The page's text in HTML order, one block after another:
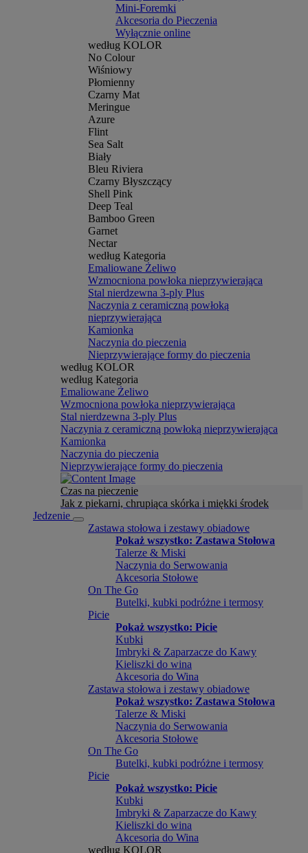
Mini-Foremki
Akcesoria do Pieczenia
Wyłącznie online
według KOLOR
No Colour
Wiśniowy
Płomienny
Czarny Mat
Meringue
Azure
Flint
Sea Salt
Biały
Bleu Riviera
Czarny Błyszczący
Shell Pink
Deep Teal
Bamboo Green
Garnet
Nectar
według Kategoria
Emaliowane Żeliwo
Wzmocniona powłoka nieprzywierająca
Stal nierdzewna 3-ply Plus
Naczynia z ceramiczną powłoką
nieprzywierająca
Kamionka
Naczynia do pieczenia
Nieprzywierające formy do pieczenia
według KOLOR
według Kategoria
Emaliowane Żeliwo
Wzmocniona powłoka nieprzywierająca
Stal nierdzewna 3-ply Plus
Naczynia z ceramiczną powłoką nieprzywierająca
Kamionka
Naczynia do pieczenia
Nieprzywierające formy do pieczenia
Czas na pieczenie
Jak z piekarni, chrupiąca skórka i miękki środek
Jedzenie
Zastawa stołowa i zestawy obiadowe
Pokaż wszystko: Zastawa Stołowa
Talerze & Miski
Naczynia do Serwowania
Akcesoria Stołowe
On The Go
Butelki, kubki podróżne i termosy
Picie
Pokaż wszystko: Picie
Kubki
Imbryki & Zaparzacze do Kawy
Kieliszki do wina
Akcesoria do Wina
Zastawa stołowa i zestawy obiadowe
Pokaż wszystko: Zastawa Stołowa
Talerze & Miski
Naczynia do Serwowania
Akcesoria Stołowe
On The Go
Butelki, kubki podróżne i termosy
Picie
Pokaż wszystko: Picie
Kubki
Imbryki & Zaparzacze do Kawy
Kieliszki do wina
Akcesoria do Wina
według KOLOR